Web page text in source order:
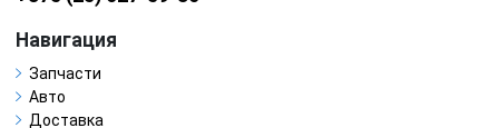
Навигация
Запчасти
Авто
Доставка